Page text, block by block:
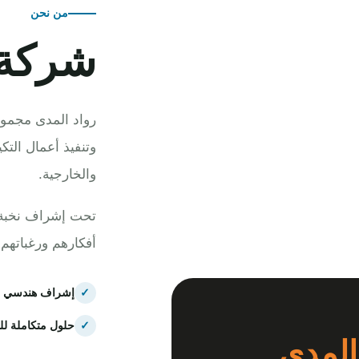
من نحن
شركة
رواد المدى
وتنفيذ أعمال
والخارجية.
تحت إشراف نخبة
أفكارهم
✓ إشراف
✓ حلول متكاملة